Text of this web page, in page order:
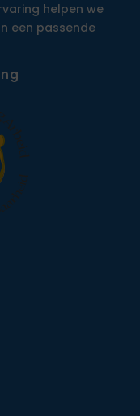
helpen we
een passende